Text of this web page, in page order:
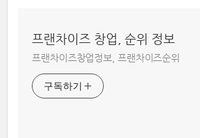
프랜차이즈 창업, 순위 정보
프랜차이즈창업정보, 프랜차이즈순위
구독하기